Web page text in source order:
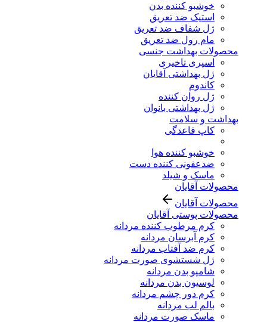
خوشبو کننده بدن
استیک ضد تعریق
ژل شفاف ضد تعریق
مام رول ضد تعریق
محصولات بهداشت جنسی
اسپری تاخیری
ژل بهداشتی آقایان
کاندوم
ژل روان کننده
ژل بهداشتی بانوان
بهداشت و سلامت
کاپ قاعدگی
خوشبو کننده هوا
ضدعفونی کننده دست
ماسک و شیلد
محصولات آقایان
محصولات آقایان
محصولات پوستی آقایان
کرم مرطوب کننده مردانه
کرم آبرسان مردانه
کرم ضد آفتاب مردانه
ژل شستشوی صورت مردانه
شامپو بدن مردانه
لوسیون بدن مردانه
کرم دور چشم مردانه
بالم لب مردانه
ماسک صورت مردانه